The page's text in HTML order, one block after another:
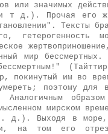
или значимых
т д.). Прочая его
Тексты
гетерогенность
мир
покинутый им во
поэтому для
Аналогичным
мирском
Выходя в море,
на том его